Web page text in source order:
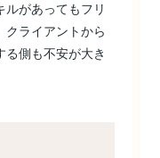
ルがあってもフリ
クライアントから
側も不安が大き